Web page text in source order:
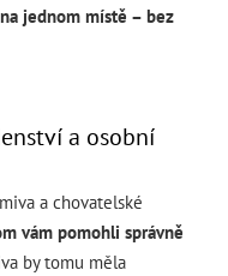
na jednom místě – bez
a osobní
a chovatelské
vám pomohli správně
by tomu měla